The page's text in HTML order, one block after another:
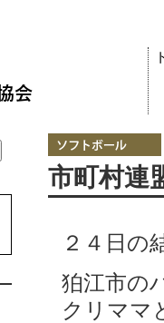
市町村連
２４日の
狛江市の
クリママ